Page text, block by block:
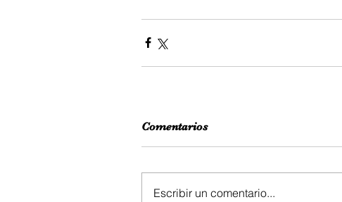
Comentarios
Escribir un comentario...